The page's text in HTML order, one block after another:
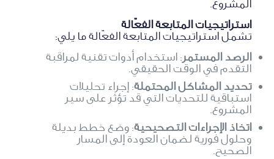
المشروع.
استراتيجيات المتابعة الفعّالة
تشمل استراتيجيات المتابعة الفعّالة ما يلي:
الرصد المستمر: استخدام أدوات تقنية لمراقبة
التقدم في الوقت الحقيقي.
تحديد المشاكل المحتملة: إجراء تحليلات
استباقية للتحديات التي قد تؤثر على سير
المشروع.
اتخاذ الإجراءات التصحيحية: وضع خطط بديلة
وحلول فورية لضمان العودة إلى المسار
الصحيح.